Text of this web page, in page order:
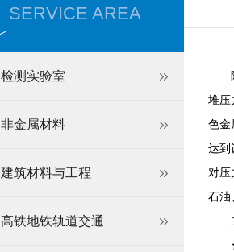
SERVICE AREA
检测实验室
非金属材料
建筑材料与工程
高铁地铁轨道交通
随
堆压
色金
达到
对压
石油
主
★